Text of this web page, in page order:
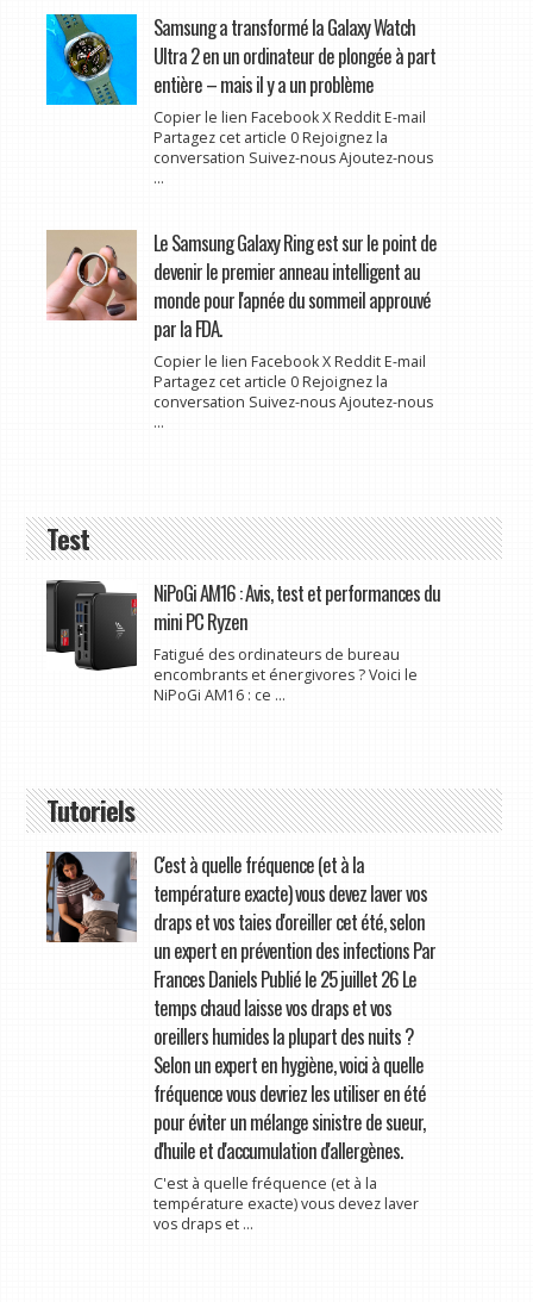
Samsung a transformé la Galaxy Watch
Ultra 2 en un ordinateur de plongée à part
entière – mais il y a un problème
Copier le lien Facebook X Reddit E-mail
Partagez cet article 0 Rejoignez la
conversation Suivez-nous Ajoutez-nous
...
Le Samsung Galaxy Ring est sur le point de
devenir le premier anneau intelligent au
monde pour l'apnée du sommeil approuvé
par la FDA.
Copier le lien Facebook X Reddit E-mail
Partagez cet article 0 Rejoignez la
conversation Suivez-nous Ajoutez-nous
...
Test
NiPoGi AM16 : Avis, test et performances du
mini PC Ryzen
Fatigué des ordinateurs de bureau
encombrants et énergivores ? Voici le
NiPoGi AM16 : ce ...
Tutoriels
C'est à quelle fréquence (et à la
température exacte) vous devez laver vos
draps et vos taies d'oreiller cet été, selon
un expert en prévention des infections Par
Frances Daniels Publié le 25 juillet 26 Le
temps chaud laisse vos draps et vos
oreillers humides la plupart des nuits ?
Selon un expert en hygiène, voici à quelle
fréquence vous devriez les utiliser en été
pour éviter un mélange sinistre de sueur,
d'huile et d'accumulation d'allergènes.
C'est à quelle fréquence (et à la
température exacte) vous devez laver
vos draps et ...